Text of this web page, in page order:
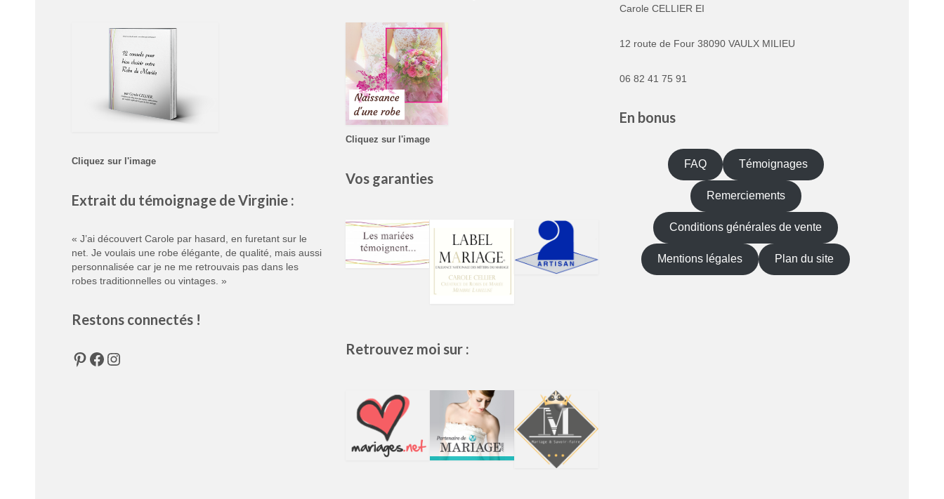
Cliquez sur l'image
Extrait du témoignage de Virginie :
« J’ai découvert Carole par hasard, en furetant sur le
net. Je voulais une robe élégante, de qualité, mais aussi
personnalisée car je ne me retrouvais pas dans les
robes traditionnelles ou vintages. »
Restons connectés !
Pinterest
Facebook
Instagram
Cliquez sur l'image
Vos garanties
Retrouvez moi sur :
Carole CELLIER EI
12 route de Four 38090 VAULX MILIEU
06 82 41 75 91
En bonus
FAQ Témoignages
Remerciements
Conditions générales de vente
Mentions légales Plan du site